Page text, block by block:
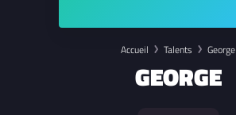
Accueil Talents George
GEORGE